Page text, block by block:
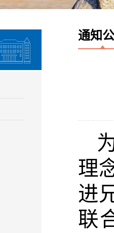
日常理论学习
党群动态
通知
理
进
联